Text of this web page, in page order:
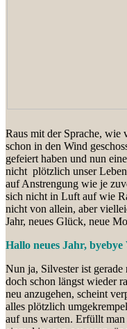
Raus mit der Sprache, wie
schon in den Wind
gefeiert haben und nun
nicht plötzlich unser
auf Anstrengung wie je
sich nicht in Luft auf wie
nicht von allein, aber
Jahr, neues Glück, neue
Hallo neues Jahr, byebye
Nun ja, Silvester ist
doch schon längst wieder
neu anzugehen, scheint
alles plötzlich
auf uns warten. Erfüllt